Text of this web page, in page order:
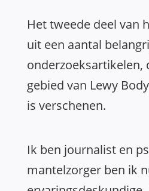
Het tweede deel van
uit een aantal
onderzoeksartikelen,
gebied van Lewy
is verschenen.
Ik ben journalist en
mantelzorger ben ik